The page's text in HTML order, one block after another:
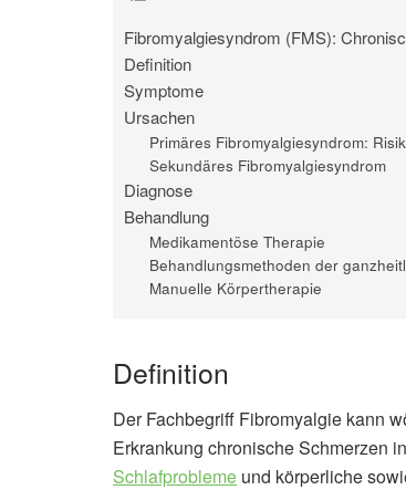
Fibromyalgiesyndrom (FMS):
Definition
Symptome
Ursachen
Primäres Fibromyalgiesyndrom:
Sekundäres Fibromyalgiesyndrom
Diagnose
Behandlung
Medikamentöse Therapie
Behandlungsmethoden der
Manuelle Körpertherapie
Definition
Der Fachbegriff Fibromyalgie kann
Erkrankung chronische Schmerzen
Schlafprobleme und körperliche